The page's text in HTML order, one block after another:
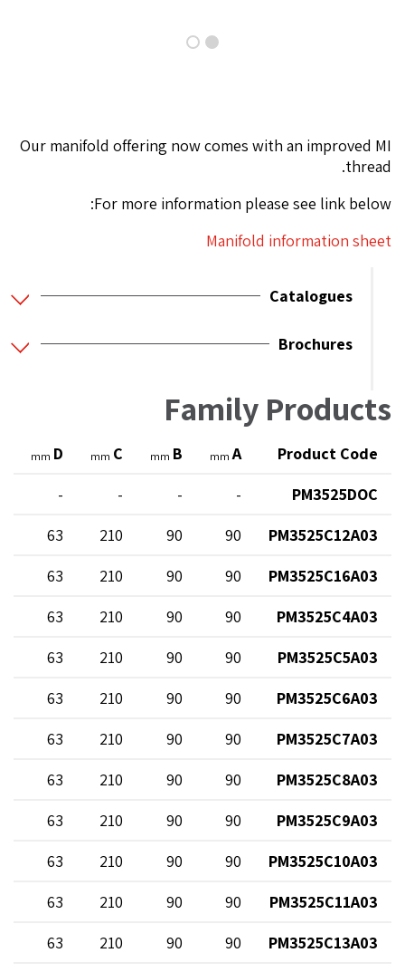
Our manifold offering now comes with an improved MI
thread.
For more information please see link below:
Manifold information sheet
Catalogues
Brochures
Family Products
Product Code
A
mm
B
mm
C
mm
D
mm
PM3525DOC
-
-
-
-
PM3525C12A03
90
90
210
63
PM3525C16A03
90
90
210
63
PM3525C4A03
90
90
210
63
PM3525C5A03
90
90
210
63
PM3525C6A03
90
90
210
63
PM3525C7A03
90
90
210
63
PM3525C8A03
90
90
210
63
PM3525C9A03
90
90
210
63
PM3525C10A03
90
90
210
63
PM3525C11A03
90
90
210
63
PM3525C13A03
90
90
210
63